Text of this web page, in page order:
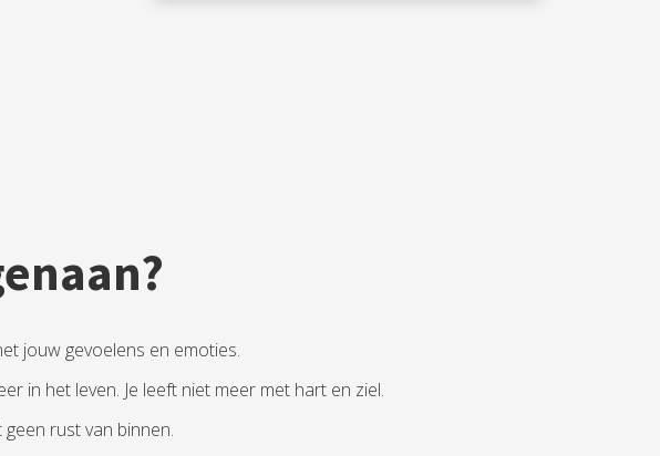
jouw gevoelens en emoties.
in het leven. Je leeft niet meer met hart en ziel.
rust van binnen.